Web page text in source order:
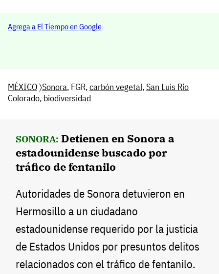
Agrega a El Tiempo en Google
MÉXICO〉Sonora, FGR,carbón vegetal, San Luis Río
Colorado, biodiversidad
SONORA: Detienen en Sonora a
estadounidense buscado por
tráfico de fentanilo
Autoridades de Sonora detuvieron en
Hermosillo a un ciudadano
estadounidense requerido por la justicia
de Estados Unidos por presuntos delitos
relacionados con el tráfico de fentanilo.